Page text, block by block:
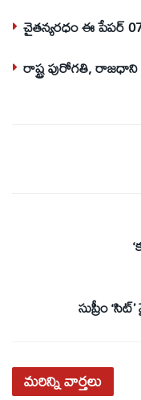
చైతన్యరధం ఈ పేపర్
రాష్ట్ర పురోగతి,
సుప్రీం
మరిన్నివార్తలు